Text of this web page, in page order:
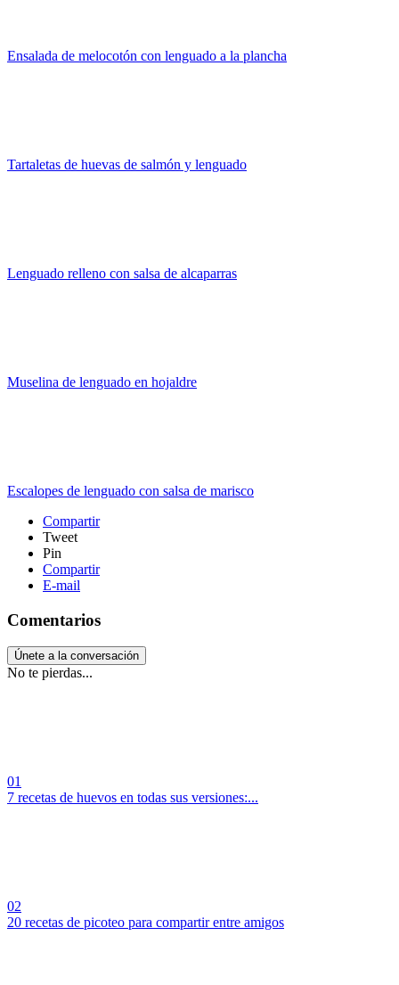
Ensalada de melocotón con lenguado a la plancha
Tartaletas de huevas de salmón y lenguado
Lenguado relleno con salsa de alcaparras
Muselina de lenguado en hojaldre
Escalopes de lenguado con salsa de marisco
Compartir
Tweet
Pin
Compartir
E-mail
Comentarios
Únete a la conversación
No te pierdas...
01
7 recetas de huevos en todas sus versiones:...
02
20 recetas de picoteo para compartir entre amigos